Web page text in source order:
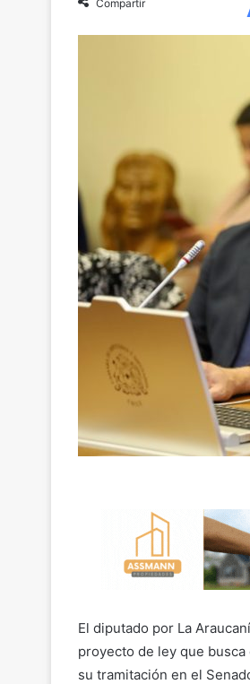
Compartir
El diputado por La
proyecto de ley que
su tramitación en el